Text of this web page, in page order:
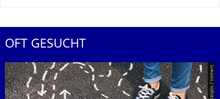
OFT GESUCHT